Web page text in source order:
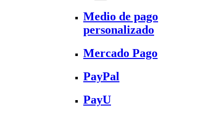
Medio de pago
personalizado
Mercado Pago
PayPal
PayU